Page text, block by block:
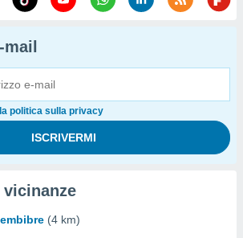
politica sulla privacy
(4 km)